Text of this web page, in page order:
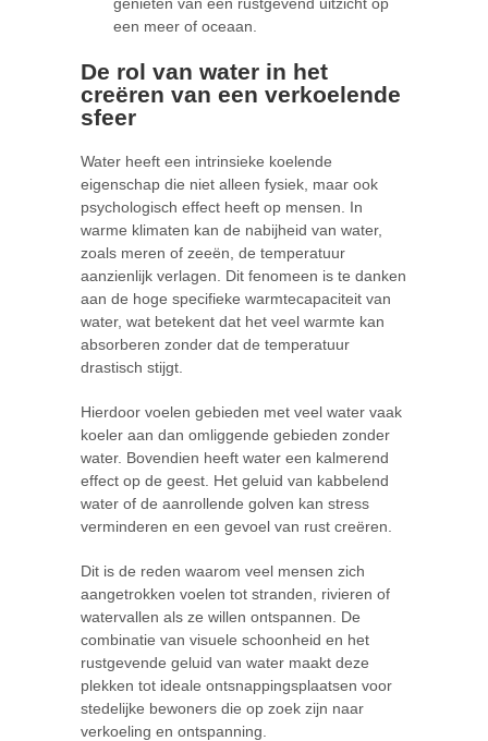
een meer of oceaan.
De rol van water in het
creëren van een verkoelende
sfeer
Water heeft een intrinsieke koelende
eigenschap die niet alleen fysiek, maar ook
psychologisch effect heeft op mensen. In
warme klimaten kan de nabijheid van water,
zoals meren of zeeën, de temperatuur
aanzienlijk verlagen. Dit fenomeen is te danken
aan de hoge specifieke warmtecapaciteit van
water, wat betekent dat het veel warmte kan
absorberen zonder dat de temperatuur
drastisch stijgt.
Hierdoor voelen gebieden met veel water vaak
koeler aan dan omliggende gebieden zonder
water. Bovendien heeft water een kalmerend
effect op de geest. Het geluid van kabbelend
water of de aanrollende golven kan stress
verminderen en een gevoel van rust creëren.
Dit is de reden waarom veel mensen zich
aangetrokken voelen tot stranden, rivieren of
watervallen als ze willen ontspannen. De
combinatie van visuele schoonheid en het
rustgevende geluid van water maakt deze
plekken tot ideale ontsnappingsplaatsen voor
stedelijke bewoners die op zoek zijn naar
verkoeling en ontspanning.